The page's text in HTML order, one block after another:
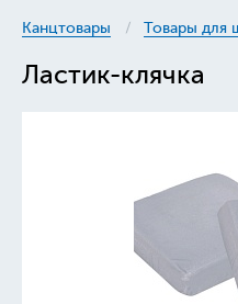
Канцтовары Товары для
Ластик-клячка